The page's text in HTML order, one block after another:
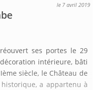
le 7 avril 2019
ses portes le 29
intérieure, bâti
siècle, le Château de
a appartenu à